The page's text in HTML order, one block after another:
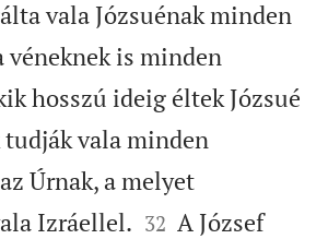
vala Józsuénak minden
véneknek is minden
hosszú ideig éltek Józsué
tudják vala minden
Úrnak, a melyet
Izráellel. 

32 A József